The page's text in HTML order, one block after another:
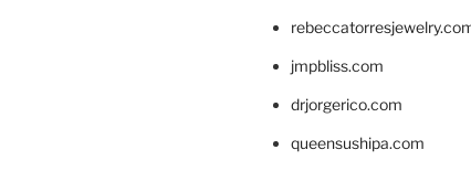
jmpbliss.com
drjorgerico.com
queensushipa.com